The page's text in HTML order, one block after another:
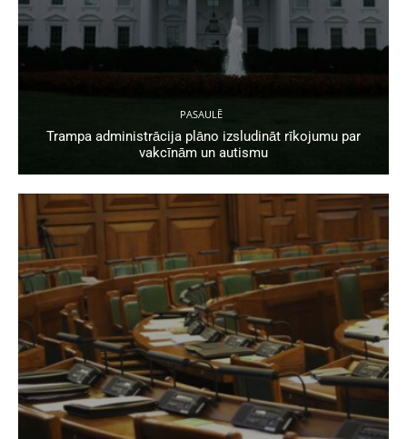
PASAULĒ
Trampa administrācija plāno izsludināt rīkojumu par
vakcīnām un autismu